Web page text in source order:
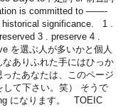
is committed to ——-
historical significance. 1 .
3 . preserve 4 .
を選ぶ人が多いかと個人
ありふれた手にはひっか
たあなたは、このページ
て下さい。笑） そうで
になります。 TOEIC